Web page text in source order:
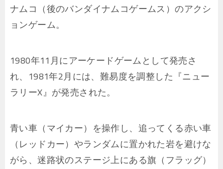
ナムコ（後のバンダイナムコゲームス）のアクシ
ョンゲーム。
1980年11月にアーケードゲームとして発売さ
れ、1981年2月には、難易度を調整した『ニュー
ラリーX』が発売された。
青い車（マイカー）を操作し、追ってくる赤い車
（レッドカー）やランダムに置かれた岩を避けな
がら、迷路状のステージ上にある旗（フラッグ）